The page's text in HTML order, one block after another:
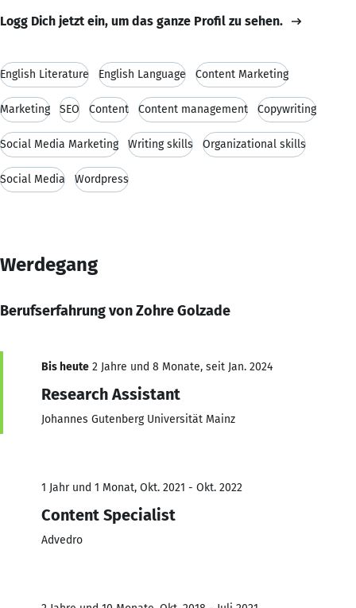
Logg Dich jetzt ein, um das ganze Profil zu sehen.
English Literature English Language Content Marketing
Marketing SEO Content Content management Copywriting
Social Media Marketing Writing skills Organizational skills
Social Media Wordpress
Werdegang
Berufserfahrung von Zohre Golzade
Bis heute 2 Jahre und 8 Monate, seit Jan. 2024
Research Assistant
Johannes Gutenberg Universität Mainz
1 Jahr und 1 Monat, Okt. 2021 - Okt. 2022
Content Specialist
Advedro